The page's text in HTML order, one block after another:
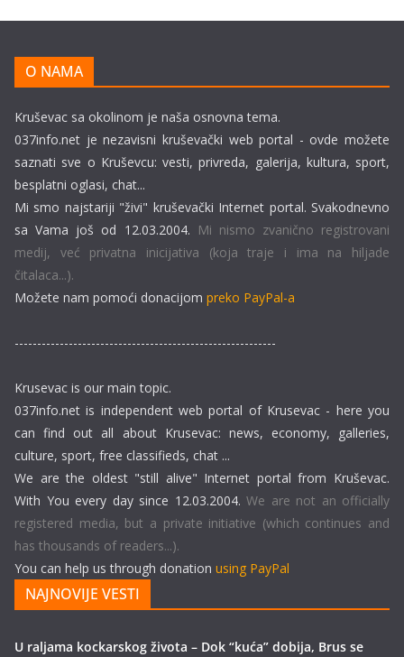
O NAMA
Kruševac sa okolinom je naša osnovna tema.
037info.net je nezavisni kruševački web portal - ovde možete
saznati sve o Kruševcu: vesti, privreda, galerija, kultura, sport,
besplatni oglasi, chat...
Mi smo najstariji "živi" kruševački Internet portal. Svakodnevno
sa Vama još od 12.03.2004. Mi nismo zvanično registrovani
medij, već privatna inicijativa (koja traje i ima na hiljade
čitalaca...).
Možete nam pomoći donacijom preko PayPal-a
----------------------------------------------------------
Krusevac is our main topic.
037info.net is independent web portal of Krusevac - here you
can find out all about Krusevac: news, economy, galleries,
culture, sport, free classifieds, chat ...
We are the oldest "still alive" Internet portal from Kruševac.
With You every day since 12.03.2004. We are not an officially
registered media, but a private initiative (which continues and
has thousands of readers...).
You can help us through donation using PayPal
NAJNOVIJE VESTI
U raljama kockarskog života – Dok “kuća” dobija, Brus se